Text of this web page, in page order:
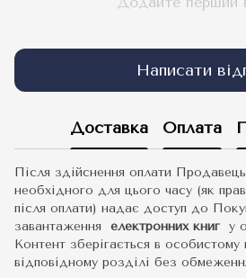
Написати
Доставка Оплата
Після здійснення оплати
необхідного для цього часу (як
після оплати) надає доступ до
завантаження електронних книг у
Контент зберігається в особистому
відповідному розділі без